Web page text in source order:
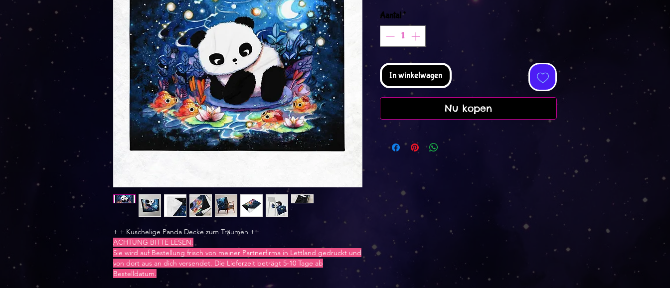
+ + Kuschelige Panda Decke zum Träumen ++
ACHTUNG BITTE LESEN:
Sie wird auf Bestellung frisch von meiner Partnerfirma in Lettland gedruckt und
von dort aus an dich versendet. Die Lieferzeit beträgt 5-10 Tage ab
Bestelldatum.
Aantal*
In winkelwagen
Nu kopen